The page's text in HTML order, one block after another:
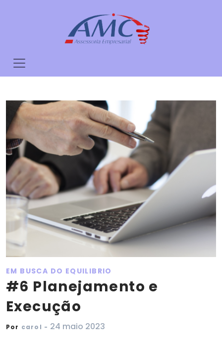
EM BUSCA DO EQUILIBRIO
#6 Planejamento e
Execução
Por carol - 24 maio 2023